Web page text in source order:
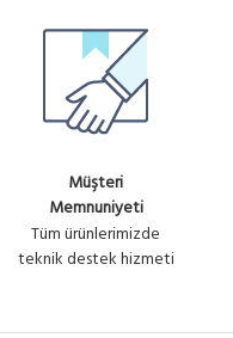
Müşteri
Memnuniyeti
Tüm ürünlerimizde
teknik destek hizmeti